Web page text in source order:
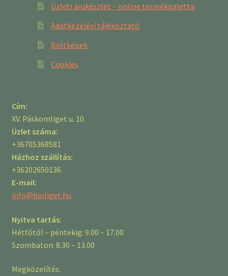
Üzleti árukészlet – online termékpaletta
Adatkezelési tájékoztató
Boltképek
Cookies
Cím:
XV. Páskomliget u. 10.
Üzlet száma:
+36705368581
Házhoz szállítás:
+36202650136
E-mail:
info@bioliget.hu
Nyitva tartás:
Hétfőtől – péntekig: 9.00 – 17.00
Szombaton: 8.30 – 13.00
Megközelítés: